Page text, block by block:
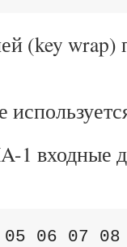
(key wrap)
1 входные
06 07